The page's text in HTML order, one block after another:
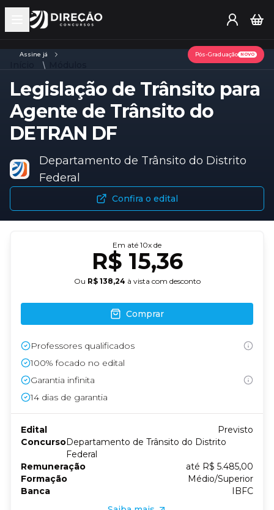
Open main menu
Assine já Pós-Graduação NOVO
Legislação de Trânsito para
Agente de Trânsito do
DETRAN DF
Departamento de Trânsito do Distrito
Federal
Confira o edital
Em até 10x de
R$ 15,36
Ou R$ 138,24 à vista com desconto
Comprar
Professores qualificados
100% focado no edital
Garantia infinita
14 dias de garantia
Edital
Previsto
ConcursoDepartamento de Trânsito do Distrito
Federal
Remuneração
até R$ 5.485,00
Formação
Médio/Superior
Banca
IBFC